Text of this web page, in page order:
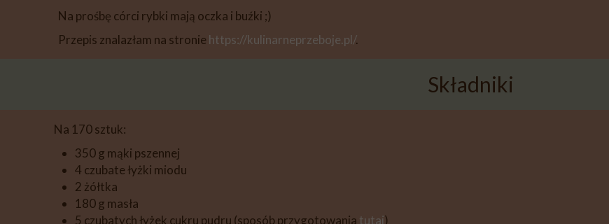
PIECZYWO
PRZETWORY
Na prośbę córci rybki mają oczka i buźki ;)
Przepis znalazłam na stronie https://kulinarneprzeboje.pl/.
Składniki
Na 170 sztuk:
350 g mąki pszennej
4 czubate łyżki miodu
2 żółtka
180 g masła
5 czubatych łyżek cukru pudru (sposób przygotowania tutaj)